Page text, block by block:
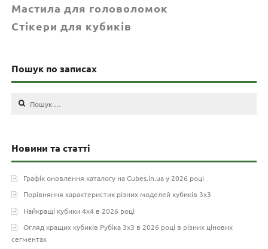
Мастила для головоломок
Стікери для кубиків
Пошук по записах
Пошук:
Новини та статті
Графік оновлення каталогу на Cubes.in.ua у 2026 році
Порівняння характеристик різних моделей кубиків 3х3
Найкращі кубики 4х4 в 2026 році
Огляд кращих кубиків Рубіка 3х3 в 2026 році в різних цінових
сегментах